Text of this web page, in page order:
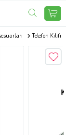
Telefon Kılıfı